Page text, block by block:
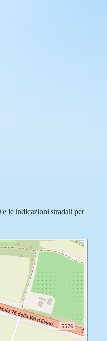
le indicazioni stradali per